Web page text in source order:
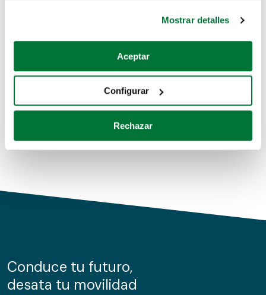
Si lo permite, también quisiéramos:
Recopilar información sobre su ubicación geográfica
Identificar su dispositivo analizándolo activamente
para buscar características específicas (huellas
Obtenga más información sobre cómo se procesan sus
de cookies.
información sobre el uso que haga del sitio web con
nuestros partners de redes sociales, publicidad y análisis
Mostrar detalles
Aceptar
Configurar
Rechazar
Coches de segunda mano
Coches de km0
Conduce tu futuro,
desata tu movilidad